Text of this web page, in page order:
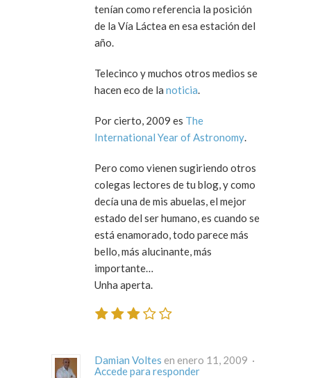
tenían como referencia la posición
de la Vía Láctea en esa estación del
año.
Telecinco y muchos otros medios se
hacen eco de la noticia.
Por cierto, 2009 es The
International Year of Astronomy.
Pero como vienen sugiriendo otros
colegas lectores de tu blog, y como
decía una de mis abuelas, el mejor
estado del ser humano, es cuando se
está enamorado, todo parece más
bello, más alucinante, más
importante…
Unha aperta.
Damian Voltes
en enero 11, 2009 ·
Accede para responder